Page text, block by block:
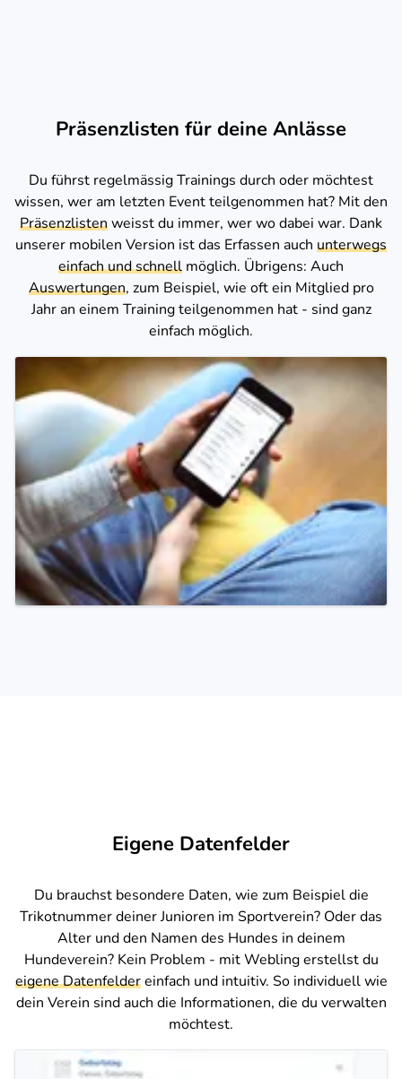
Präsenzlisten für deine Anlässe
Du führst regelmässig Trainings durch oder möchtest
wissen, wer am letzten Event teilgenommen hat? Mit den
Präsenzlistenweisst du immer, wer wo dabei war. Dank
unserer mobilen Version ist das Erfassen auch unterwegs
einfach und schnell möglich. Übrigens: Auch
Auswertungen, zum Beispiel, wie oft ein Mitglied pro
Jahr an einem Training teilgenommen hat - sind ganz
einfach möglich.
Eigene Datenfelder
Du brauchst besondere Daten, wie zum Beispiel die
Trikotnummer deiner Junioren im Sportverein? Oder das
Alter und den Namen des Hundes in deinem
Hundeverein? Kein Problem - mit Webling erstellst du
eigene Datenfeldereinfach und intuitiv. So individuell wie
dein Verein sind auch die Informationen, die du verwalten
möchtest.